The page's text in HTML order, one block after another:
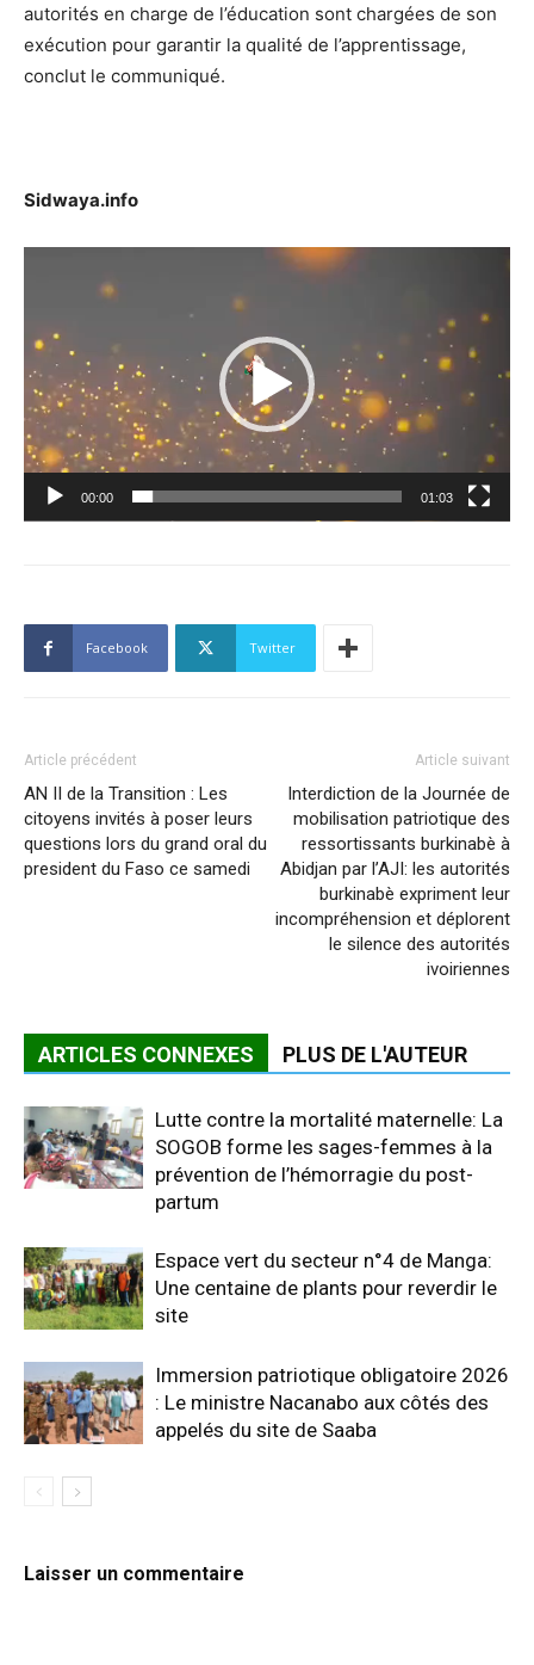
autorités en charge de l’éducation sont chargées de son
exécution pour garantir la qualité de l’apprentissage,
conclut le communiqué.
Sidwaya.info
Lecteur
00:00 01:03
Facebook Twitter
Article précédent
AN II de la Transition : Les
citoyens invités à poser leurs
questions lors du grand oral du
president du Faso ce samedi
Article suivant
Interdiction de la Journée de
mobilisation patriotique des
ressortissants burkinabè à
Abidjan par l’AJI: les autorités
burkinabè expriment leur
incompréhension et déplorent
le silence des autorités
ivoiriennes
ARTICLES CONNEXES PLUS DE L'AUTEUR
Lutte contre la mortalité maternelle: La
SOGOB forme les sages-femmes à la
prévention de l’hémorragie du post-
partum
Espace vert du secteur n°4 de Manga:
Une centaine de plants pour reverdir le
site
Immersion patriotique obligatoire 2026
: Le ministre Nacanabo aux côtés des
appelés du site de Saaba
Laisser un commentaire